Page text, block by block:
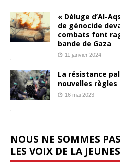
« Déluge d’Al-
de génocide
combats font
bande de Gaza
11 janvier 2024
La résistance
nouvelles règles
16 mai 2023
NOUS NE SOMMES
LES VOIX DE LA